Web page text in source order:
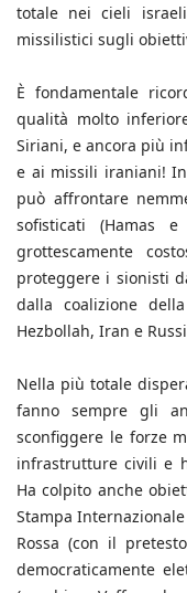
totale nei cieli
missilistici sugli
È fondamentale
qualità molto
Siriani, e ancora più
e ai missili iraniani!
può affrontare
sofisticati (Hamas
grottescamente
proteggere i sionisti
dalla coalizione
Hezbollah, Iran e
Nella più totale
fanno sempre gli
sconfiggere le forze
infrastrutture civili e
Ha colpito anche
Stampa
Rossa (con il
democraticamente